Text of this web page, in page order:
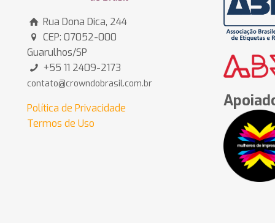
Rua Dona Dica, 244
CEP: 07052-000
Guarulhos/SP
+55 11 2409-2173
contato@crowndobrasil.com.br
Política de Privacidade
Termos de Uso